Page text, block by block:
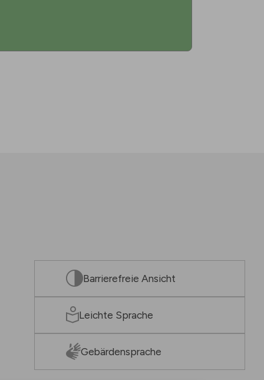
Barrierefreie Ansicht
Leichte Sprache
Gebärdensprache